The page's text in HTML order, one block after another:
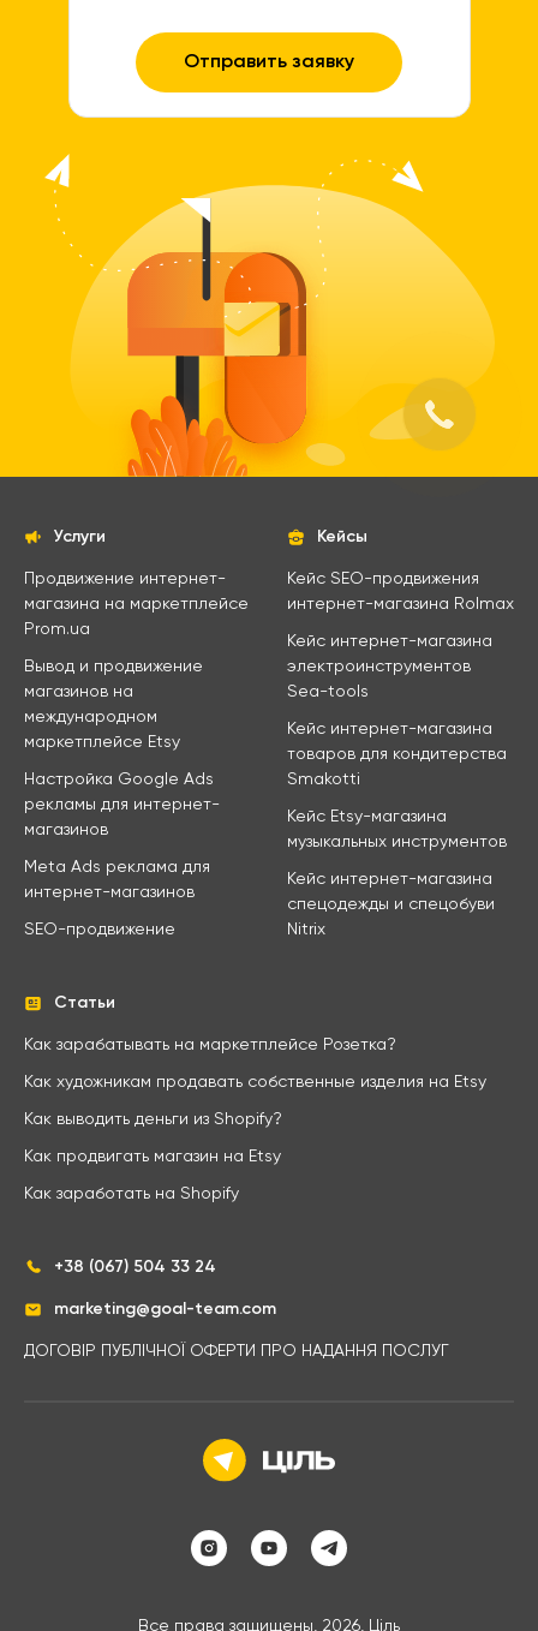
Услуги
Продвижение интернет-
магазина на маркетплейсе
Prom.ua
Вывод и продвижение
магазинов на
международном
маркетплейсе Etsy
Настройка Google Ads
рекламы для интернет-
магазинов
Meta Ads реклама для
интернет-магазинов
SEO-продвижение
Кейсы
Кейс SEO-продвижения
интернет-магазина Rolmax
Кейс интернет-магазина
электроинструментов
Sea-tools
Кейс интернет-магазина
товаров для кондитерства
Smakotti
Кейс Etsy-магазина
музыкальных инструментов
Кейс интернет-магазина
спецодежды и спецобуви
Nitrix
Статьи
Как зарабатывать на маркетплейсе Розетка?
Как художникам продавать собственные изделия на Etsy
Как выводить деньги из Shopify?
Как продвигать магазин на Etsy
Как заработать на Shopify
+38 (067) 504 33 24
marketing@goal-team.com
ДОГОВІР ПУБЛІЧНОЇ ОФЕРТИ ПРО НАДАННЯ ПОСЛУГ
Все права защищены, 2026, Ціль